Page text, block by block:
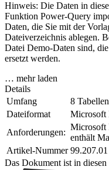
Hinweis: Die Daten in
Funktion Power-Query
Daten, die Sie mit der
Dateiverzeichnis ablegen.
Datei Demo-Daten sind,
ersetzt werden.
… mehr laden
Details
Umfang
8 Tabellen
Dateiformat
Microsoft
Anforderungen:
Microsoft
enthält
Artikel-Nummer 99.207.01
Das Dokument ist in diesen